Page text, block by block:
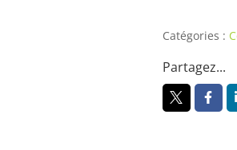
6cl
Catégories :
Partagez...